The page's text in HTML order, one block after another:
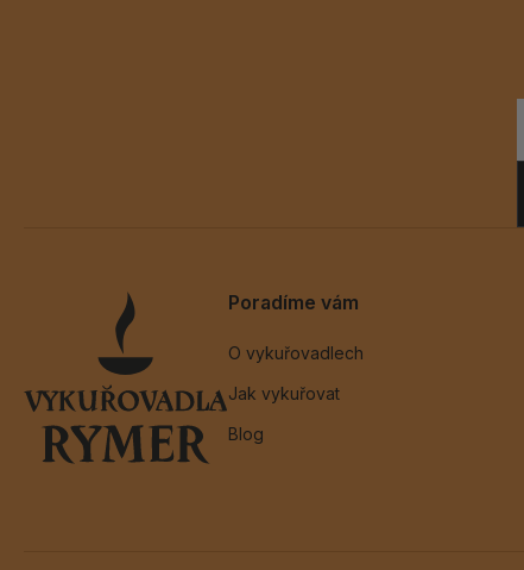
Poradíme vám
O vykuřovadlech
Jak vykuřovat
Blog